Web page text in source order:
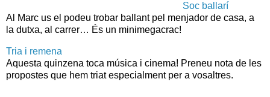
Soc ballarí
Al Marc us el podeu trobar ballant pel menjador de casa, a
la dutxa, al carrer… És un minimegacrac!
Tria i remena
Aquesta quinzena toca música i cinema! Preneu nota de les
propostes que hem triat especialment per a vosaltres.